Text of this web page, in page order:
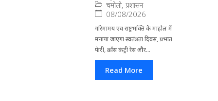
चमोली, प्रशासन
08/08/2026
गरिमामय एवं राष्ट्रभक्ति के माहौल में
मनाया जाएगा स्वतंत्रता दिवस, प्रभात
फेरी, क्रॉस कंट्री रेस और...
Read More